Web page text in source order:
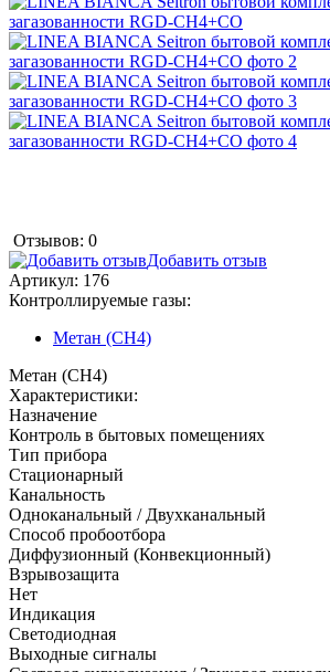
Отзывов: 0
Добавить отзыв
Артикул: 176
Контроллируемые газы:
Метан (CH4)
Метан (CH4)
Характеристики:
Назначение
Контроль в бытовых помещениях
Тип прибора
Стационарный
Канальность
Одноканальный / Двухканальный
Способ пробоотбора
Диффузионный (Конвекционный)
Взрывозащита
Нет
Индикация
Светодиодная
Выходные сигналы